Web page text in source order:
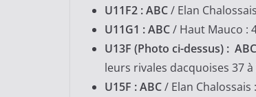
U11F2 : ABC/ Elan
U11G1 : ABC/ Haut Mauco :
U13F (Photo ci-dessus) : ABC
leurs rivales dacquoises 37
U15F : ABC/ Elan Chalossais